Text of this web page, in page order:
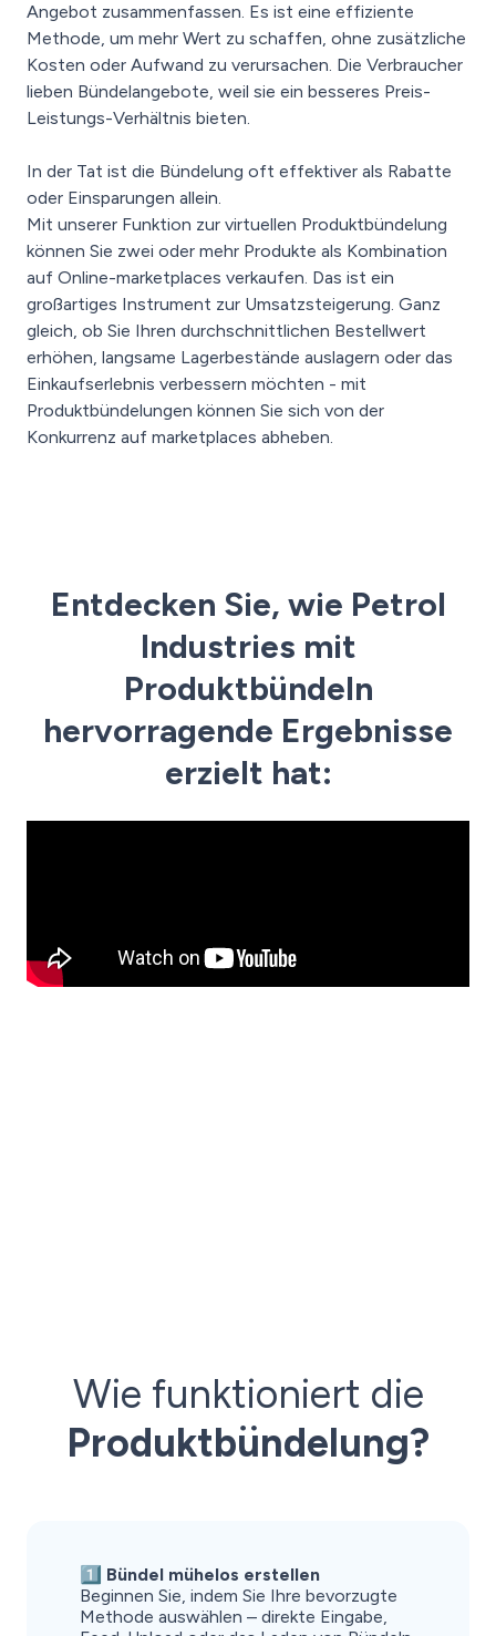
Angebot zusammenfassen. Es ist eine effiziente
Methode, um mehr Wert zu schaffen, ohne zusätzliche
Kosten oder Aufwand zu verursachen. Die Verbraucher
lieben Bündelangebote, weil sie ein besseres Preis-
Leistungs-Verhältnis bieten.
In der Tat ist die Bündelung oft effektiver als Rabatte
oder Einsparungen allein.
Mit unserer Funktion zur virtuellen Produktbündelung
können Sie zwei oder mehr Produkte als Kombination
auf Online-marketplaces verkaufen. Das ist ein
großartiges Instrument zur Umsatzsteigerung. Ganz
gleich, ob Sie Ihren durchschnittlichen Bestellwert
erhöhen, langsame Lagerbestände auslagern oder das
Einkaufserlebnis verbessern möchten - mit
Produktbündelungen können Sie sich von der
Konkurrenz auf marketplaces abheben.
Entdecken Sie, wie Petrol
Industries mit
Produktbündeln
hervorragende Ergebnisse
erzielt hat:
Wie funktioniert die
Produktbündelung?
1️⃣ Bündel mühelos erstellen
Beginnen Sie, indem Sie Ihre bevorzugte
Methode auswählen – direkte Eingabe,